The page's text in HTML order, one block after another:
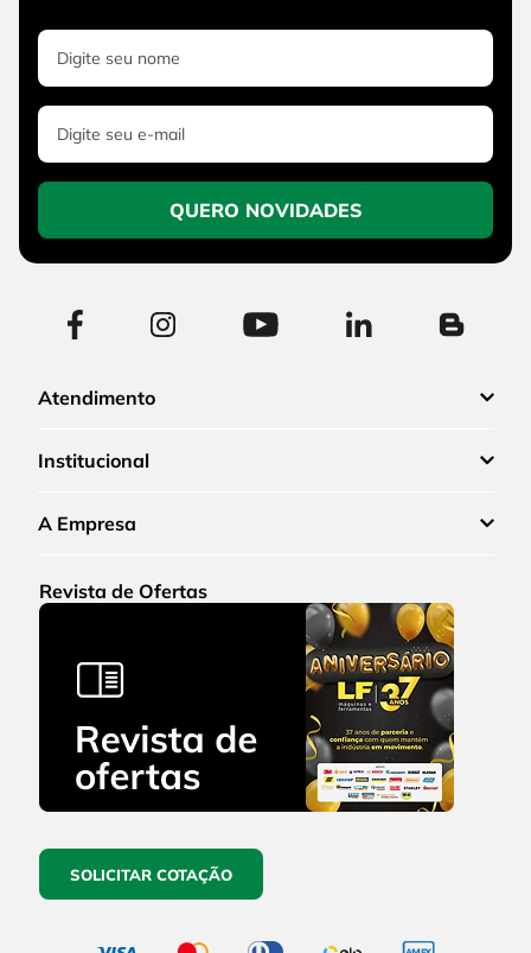
QUERO NOVIDADES
Atendimento
Institucional
A Empresa
Revista de Ofertas
SOLICITAR COTAÇÃO